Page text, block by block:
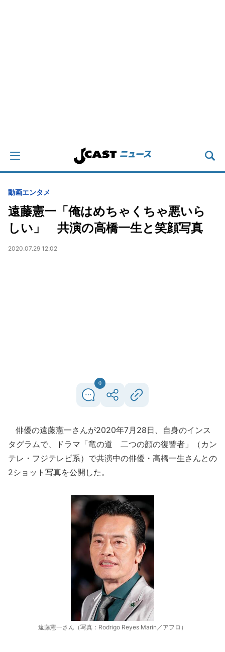
動画エンタメ
遠藤憲一「俺はめちゃくちゃ悪いら
しい」 共演の高橋一生と笑顔写真
2020.07.29 12:02
0
俳優の遠藤憲一さんが2020年7月28日、自身のインス
タグラムで、ドラマ「竜の道 二つの顔の復讐者」（カン
テレ・フジテレビ系）で共演中の俳優・高橋一生さんとの
2ショット写真を公開した。
遠藤憲一さん（写真：Rodrigo Reyes Marin／アフロ）